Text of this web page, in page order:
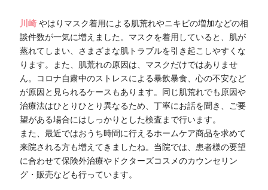
川崎やはりマスク着用による肌荒れやニキビの増加などの相
談件数が一気に増えました。マスクを着用していると、肌が
蒸れてしまい、さまざまな肌トラブルを引き起こしやすくな
ります。また、肌荒れの原因は、マスクだけではありませ
ん。コロナ自粛中のストレスによる暴飲暴食、心の不安など
が原因と見られるケースもあります。同じ肌荒れでも原因や
治療法はひとりひとり異なるため、丁寧にお話を聞き、ご要
望がある場合にはしっかりとした検査まで行います。
また、最近ではおうち時間に行えるホームケア商品を求めて
来院される方も増えてきましたね。当院では、患者様の要望
に合わせて保険外治療やドクターズコスメのカウンセリン
グ・販売なども行っています。